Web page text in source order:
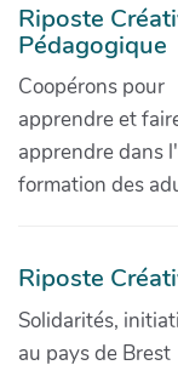
Riposte
Pédagogique
Coopérons pour
apprendre et
apprendre dans
formation des
Riposte
Solidarités,
au pays de Brest